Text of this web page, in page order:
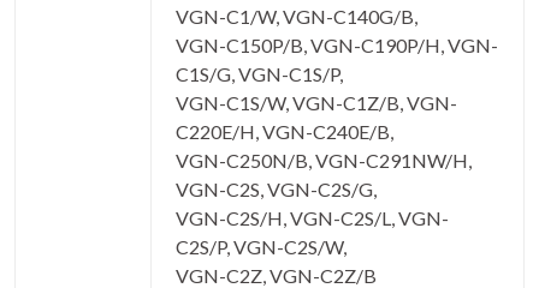
VGN-C1/W, VGN-C140G/B,
VGN-C150P/B, VGN-C190P/H, VGN-
C1S/G, VGN-C1S/P,
VGN-C1S/W, VGN-C1Z/B, VGN-
C220E/H, VGN-C240E/B,
VGN-C250N/B, VGN-C291NW/H,
VGN-C2S, VGN-C2S/G,
VGN-C2S/H, VGN-C2S/L, VGN-
C2S/P, VGN-C2S/W,
VGN-C2Z, VGN-C2Z/B